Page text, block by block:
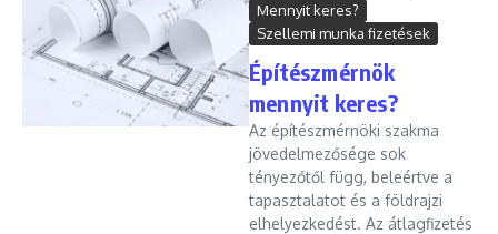
Mennyit keres?
Szellemi munka fizetések
Építészmérnök
mennyit keres?
Az építészmérnöki szakma
jövedelmezősége sok
tényezőtől függ, beleértve a
tapasztalatot és a földrajzi
elhelyezkedést. Az átlagfizetés